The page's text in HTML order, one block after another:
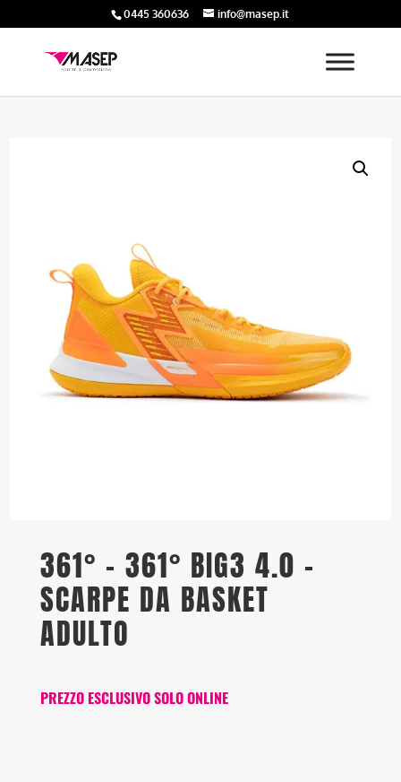
0445 360636 info@masep.it
361° – 361° BIG3 4.0 –
SCARPE DA BASKET
ADULTO
PREZZO ESCLUSIVO SOLO ONLINE